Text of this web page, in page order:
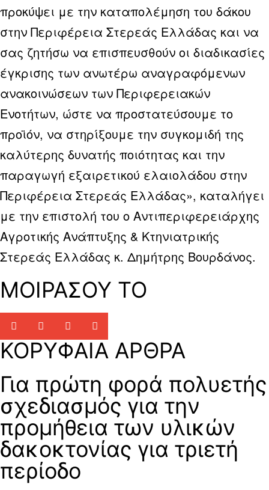
προκύψει με την καταπολέμηση του δάκου
στην Περιφέρεια Στερεάς Ελλάδας και να
σας ζητήσω να επισπευσθούν οι διαδικασίες
έγκρισης των ανωτέρω αναγραφόμενων
ανακοινώσεων των Περιφερειακών
Ενοτήτων, ώστε να προστατεύσουμε το
προϊόν, να στηρίξουμε την συγκομιδή της
καλύτερης δυνατής ποιότητας και την
παραγωγή εξαιρετικού ελαιολάδου στην
Περιφέρεια Στερεάς Ελλάδας», καταλήγει
με την επιστολή του ο Αντιπεριφερειάρχης
Αγροτικής Ανάπτυξης & Κτηνιατρικής
Στερεάς Ελλάδας κ. Δημήτρης Βουρδάνος.
ΜΟΙΡΑΣΟΥ ΤΟ
ΚΟΡΥΦΑΙΑ ΑΡΘΡΑ
Για πρώτη φορά πολυετής
σχεδιασμός για την
προμήθεια των υλικών
δακοκτονίας για τριετή
περίοδο